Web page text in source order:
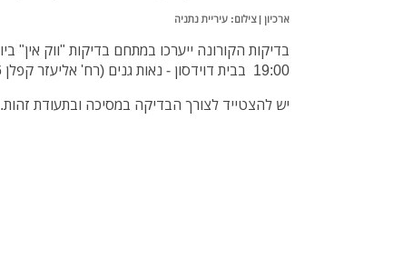
ארכיון | צילום: עיריית נתניה
19:00 בבית דוידסון - נאות גנים (רח' אליעזר קפלן 26)
יש להצטייד לצורך הבדיקה במסיכה ובתעודת זהות.